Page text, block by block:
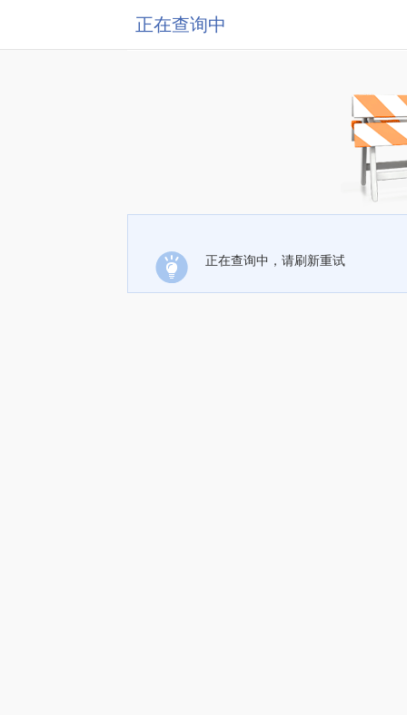
正在查询中
正在查询中，请刷新重试